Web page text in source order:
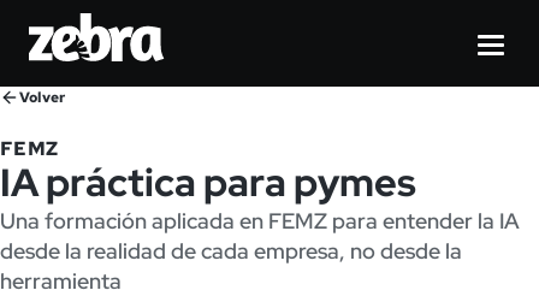
Volver
FEMZ
IA práctica para pymes
Una formación aplicada en FEMZ para entender la IA
desde la realidad de cada empresa, no desde la
herramienta